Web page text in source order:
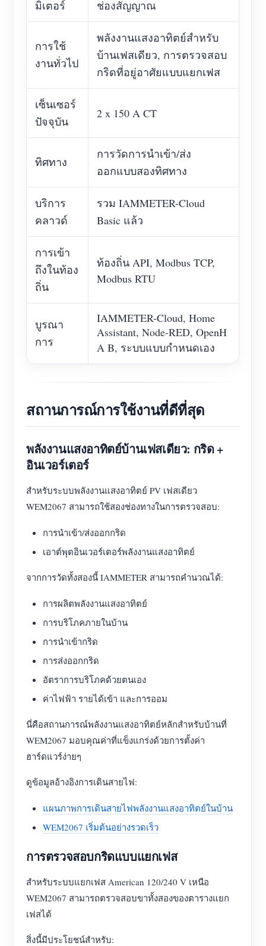
มิเตอร์ ช่องสัญญาณ
การใช้
งานทั่วไป
พลังงานแสงอาทิตย์สำหรับ
บ้านเฟสเดียว, การตรวจสอบ
กริดที่อยู่อาศัยแบบแยกเฟส
เซ็นเซอร์
ปัจจุบัน
2 x 150 A CT
ทิศทาง
การวัดการนำเข้า/ส่ง
ออกแบบสองทิศทาง
บริการ
คลาวด์
รวม IAMMETER-Cloud
Basic แล้ว
การเข้า
ถึงในท้อง
ถิ่น
ท้องถิ่น API, Modbus TCP,
Modbus RTU
บูรณา
การ
IAMMETER-Cloud, Home
Assistant, Node-RED, OpenH
A B, ระบบแบบกำหนดเอง
สถานการณ์การใช้งานที่ดีที่สุด
พลังงานแสงอาทิตย์บ้านเฟสเดียว: กริด +
อินเวอร์เตอร์
สำหรับระบบพลังงานแสงอาทิตย์ PV เฟสเดียว
WEM2067 สามารถใช้สองช่องทางในการตรวจสอบ:
การนำเข้า/ส่งออกกริด
เอาต์พุตอินเวอร์เตอร์พลังงานแสงอาทิตย์
จากการวัดทั้งสองนี้ IAMMETER สามารถคำนวณได้:
การผลิตพลังงานแสงอาทิตย์
การบริโภคภายในบ้าน
การนำเข้ากริด
การส่งออกกริด
อัตราการบริโภคด้วยตนเอง
ค่าไฟฟ้า รายได้เข้า และการออม
นี่คือสถานการณ์พลังงานแสงอาทิตย์หลักสำหรับบ้านที่
WEM2067 มอบคุณค่าที่แข็งแกร่งด้วยการตั้งค่า
ฮาร์ดแวร์ง่ายๆ
ดูข้อมูลอ้างอิงการเดินสายไฟ:
แผนภาพการเดินสายไฟพลังงานแสงอาทิตย์ในบ้าน
WEM2067 เริ่มต้นอย่างรวดเร็ว
การตรวจสอบกริดแบบแยกเฟส
สำหรับระบบแยกเฟส American 120/240 V เหนือ
WEM2067 สามารถตรวจสอบขาทั้งสองของตารางแยก
เฟสได้
สิ่งนี้มีประโยชน์สำหรับ: